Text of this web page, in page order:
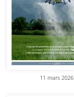
11 mars 2026